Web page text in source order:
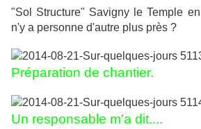
"Sol Structure" Savigny le Temple
n'y a personne d'autre plus près ?
Préparation de chantier.
Un responsable m'a dit....